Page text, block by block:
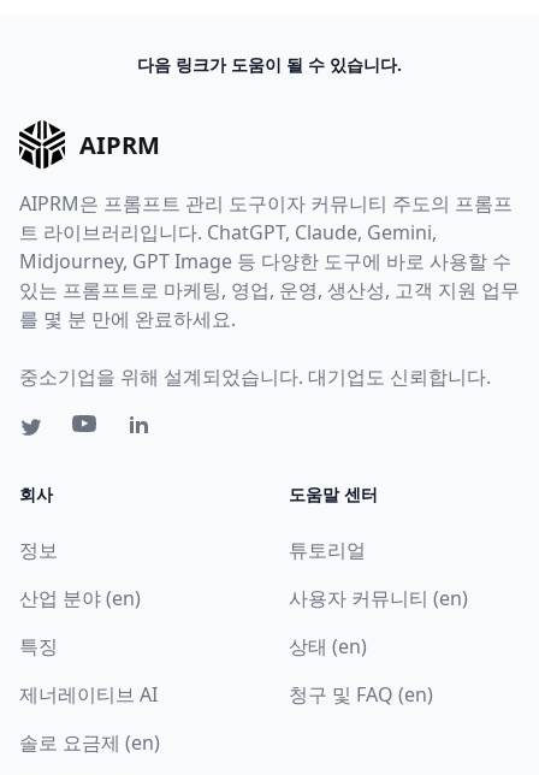
다음 링크가 도움이 될 수 있습니다.
AIPRM
AIPRM은 프롬프트 관리 도구이자 커뮤니티 주도의 프롬프
트 라이브러리입니다. ChatGPT, Claude, Gemini,
Midjourney, GPT Image 등 다양한 도구에 바로 사용할 수
있는 프롬프트로 마케팅, 영업, 운영, 생산성, 고객 지원 업무
를 몇 분 만에 완료하세요.
중소기업을 위해 설계되었습니다. 대기업도 신뢰합니다.
회사
정보
산업 분야 (en)
특징
제너레이티브 AI
솔로 요금제 (en)
도움말 센터
튜토리얼
사용자 커뮤니티 (en)
상태 (en)
청구 및 FAQ (en)